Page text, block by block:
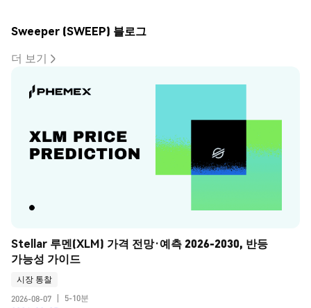
Sweeper (SWEEP) 블로그
더 보기
Stellar 루멘(XLM) 가격 전망·예측 2026-2030, 반등
가능성 가이드
시장 통찰
2026-08-07
5-10분